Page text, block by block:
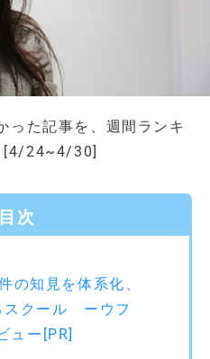
った記事を、週間ランキ
[4/24~4/30]
目次
知見を体系化、
スクール ーウフ
ュー[PR]